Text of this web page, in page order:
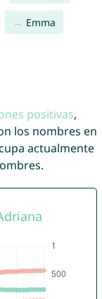
Emma
positivas,
los nombres en
actualmente